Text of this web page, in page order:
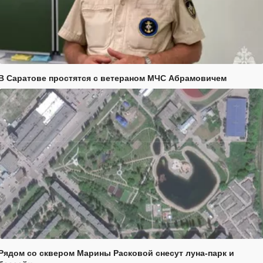
Саратове простятся с ветераном МЧС Абрамовичем
со сквером Марины Расковой снесут луна-парк и